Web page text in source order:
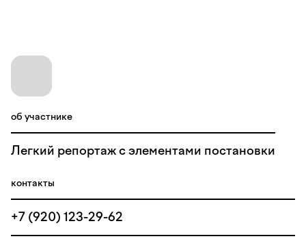
об участнике
Легкий репортаж с элементами постановки
контакты
+7 (920) 123-29-62